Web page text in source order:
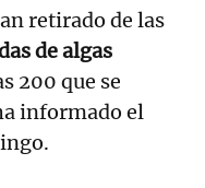
retirado de las
de algas
200 que se
informado el